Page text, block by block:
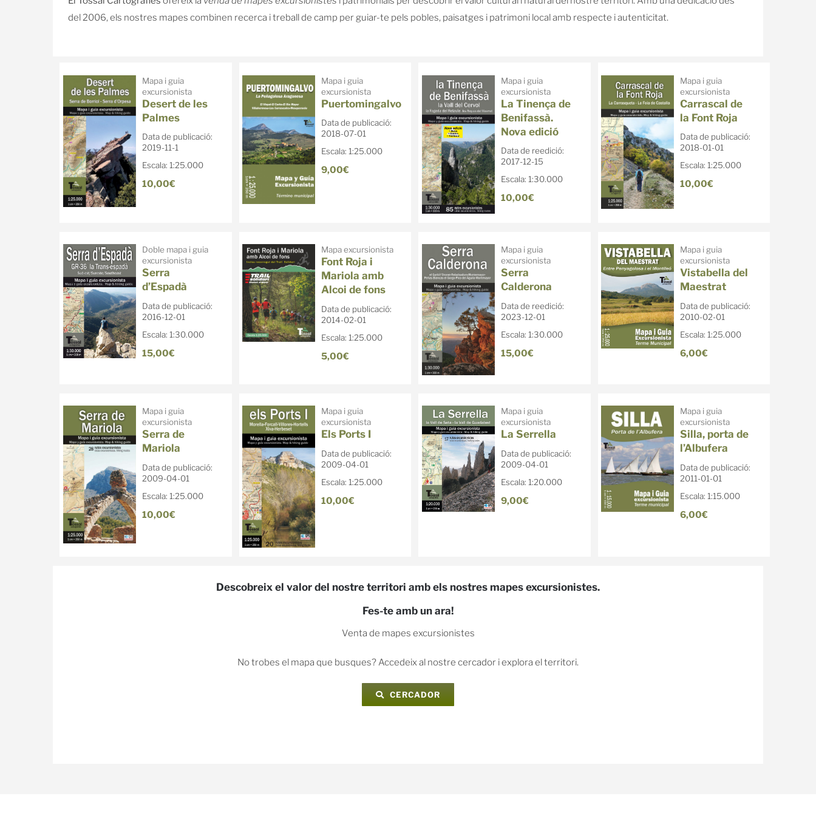
del 2006, els nostres mapes combinen recerca i treball de camp per guiar-te pels pobles, paisatges i patrimoni local amb respecte i autenticitat.
Mapa i guia
excursionista
Desert de les
Palmes
Data de publicació:
2019-11-1
Escala: 1:25.000
10,00€
Mapa i guia
excursionista
Puertomingalvo
Data de publicació:
2018-07-01
Escala: 1:25.000
9,00€
Mapa i guia
excursionista
La Tinença de
Benifassà.
Nova edició
Data de reedició:
2017-12-15
Escala: 1:30.000
10,00€
Mapa i guia
excursionista
Carrascal de
la Font Roja
Data de publicació:
2018-01-01
Escala: 1:25.000
10,00€
Doble mapa i guia
excursionista
Serra
d’Espadà
Data de publicació:
2016-12-01
Escala: 1:30.000
15,00€
Mapa excursionista
Font Roja i
Mariola amb
Alcoi de fons
Data de publicació:
2014-02-01
Escala: 1:25.000
5,00€
Mapa i guia
excursionista
Serra
Calderona
Data de reedició:
2023-12-01
Escala: 1:30.000
15,00€
Mapa i guia
excursionista
Vistabella del
Maestrat
Data de publicació:
2010-02-01
Escala: 1:25.000
6,00€
Mapa i guia
excursionista
Serra de
Mariola
Data de publicació:
2009-04-01
Escala: 1:25.000
10,00€
Mapa i guia
excursionista
Els Ports I
Data de publicació:
2009-04-01
Escala: 1:25.000
10,00€
Mapa i guia
excursionista
La Serrella
Data de publicació:
2009-04-01
Escala: 1:20.000
9,00€
Mapa i guia
excursionista
Silla, porta de
l’Albufera
Data de publicació:
2011-01-01
Escala: 1:15.000
6,00€
Descobreix el valor del nostre territori amb els nostres mapes excursionistes.
Fes-te amb un ara!
Venta de mapes excursionistes
No trobes el mapa que busques? Accedeix al nostre cercador i explora el territori.
CERCADOR